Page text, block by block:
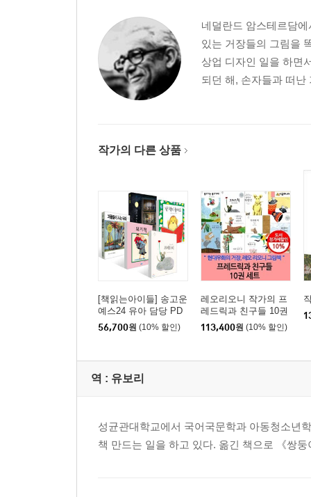
네덜란드 암스테르담
있는 거장들의 그림을
상업 디자인 일을 하면
되던 해, 손자들과 떠난
작가의 다른 상품
[책읽는아이들] 송고운
예스24 유아 담당 PD
추천 유아 3~5세 세트
56,700원 (10% 할인)
레오리오니 작가의 프
레드릭과 친구들 10권
세트
113,400원 (10% 할인)
역 : 유보리
성균관대학교에서 국어국문학과 아동청소년
책 만드는 일을 하고 있다. 옮긴 책으로 《쌍